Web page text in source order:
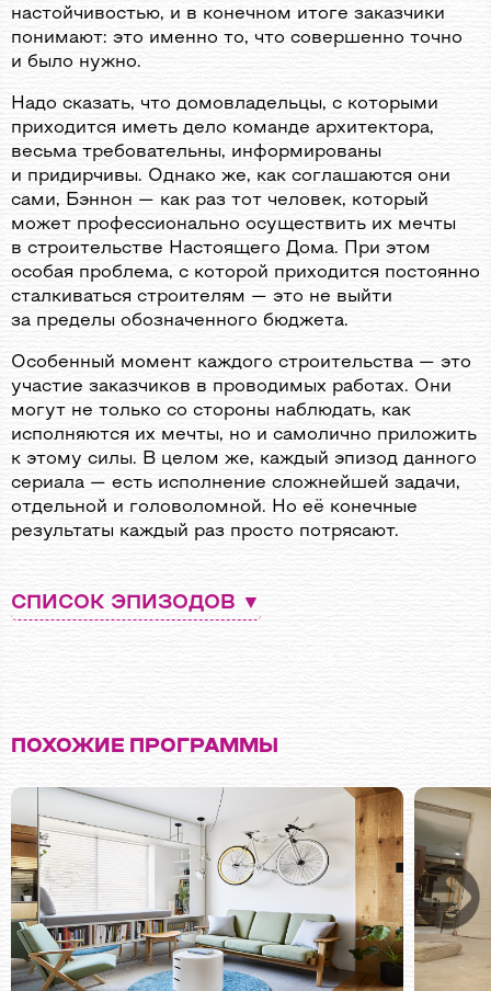
настойчивостью, и в конечном итоге заказчики
понимают: это именно то, что совершенно точно
и было нужно.
Надо сказать, что домовладельцы, с которыми
приходится иметь дело команде архитектора,
весьма требовательны, информированы
и придирчивы. Однако же, как соглашаются они
сами, Бэннон — как раз тот человек, который
может профессионально осуществить их мечты
в строительстве Настоящего Дома. При этом
особая проблема, с которой приходится постоянно
сталкиваться строителям — это не выйти
за пределы обозначенного бюджета.
Особенный момент каждого строительства — это
участие заказчиков в проводимых работах. Они
могут не только со стороны наблюдать, как
исполняются их мечты, но и самолично приложить
к этому силы. В целом же, каждый эпизод данного
сериала — есть исполнение сложнейшей задачи,
отдельной и головоломной. Но её конечные
результаты каждый раз просто потрясают.
СПИСОК ЭПИЗОДОВ
Дермот направляется в Бэлхири, в Суордс, к
Эпизод 3
Для городка Моут в графстве Вестмит гэльский
Эпизод 4
ПОХОЖИЕ ПРОГРАММЫ